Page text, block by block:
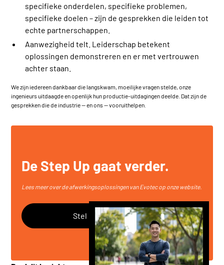
specifieke onderdelen, specifieke problemen,
specifieke doelen – zijn de gesprekken die leiden tot
echte partnerschappen.
Aanwezigheid telt. Leiderschap betekent
oplossingen demonstreren en er met vertrouwen
achter staan.
We zijn iedereen dankbaar die langskwam, moeilijke vragen stelde, onze
ingenieurs uitdaagde en openlijk hun productie-uitdagingen deelde. Dat zijn de
gesprekken die de industrie — en ons — vooruithelpen.
De Step Up gaat verder.
Lees meer over de afwerkingsoplossingen van Evotec op onze website.
Stel Eventuele Vragen